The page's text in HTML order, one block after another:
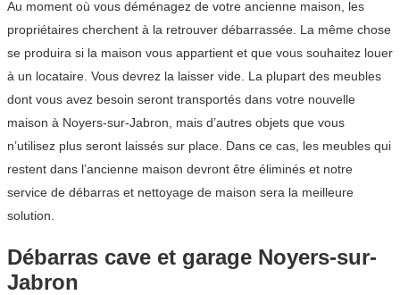
Au moment où vous déménagez de votre ancienne maison, les
propriétaires cherchent à la retrouver débarrassée. La même chose
se produira si la maison vous appartient et que vous souhaitez louer
à un locataire. Vous devrez la laisser vide. La plupart des meubles
dont vous avez besoin seront transportés dans votre nouvelle
maison à Noyers-sur-Jabron, mais d’autres objets que vous
n’utilisez plus seront laissés sur place. Dans ce cas, les meubles qui
restent dans l’ancienne maison devront être éliminés et notre
service de débarras et nettoyage de maison sera la meilleure
solution.
Débarras cave et garage Noyers-sur-
Jabron